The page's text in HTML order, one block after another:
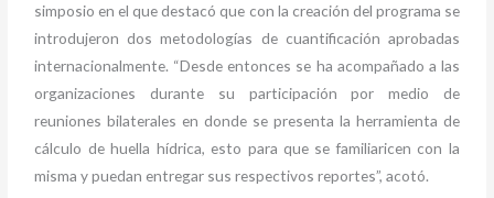
simposio en el que destacó que con la creación del programa se
introdujeron dos metodologías de cuantificación aprobadas
internacionalmente. “Desde entonces se ha acompañado a las
organizaciones durante su participación por medio de
reuniones bilaterales en donde se presenta la herramienta de
cálculo de huella hídrica, esto para que se familiaricen con la
misma y puedan entregar sus respectivos reportes”, acotó.